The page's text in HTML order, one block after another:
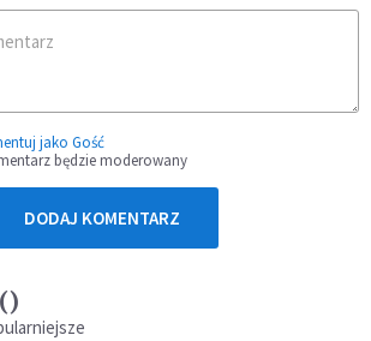
jako Gość
będzie moderowany
DODAJ KOMENTARZ
)